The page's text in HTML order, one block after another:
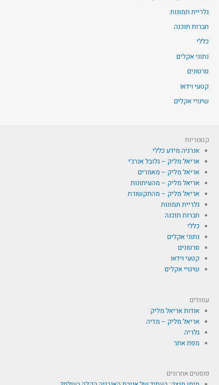
גלריית תמונות
חברות תוכנה
כללי
נתוני אקלים
סרטונים
קטעי וידאו
שינויי אקלים
קטגוריות
אנרגיה מידע כללי
אריאל מליק – גלובל אנרג'י
אריאל מליק – מאמרים
אריאל מליק – מהעיתונות
אריאל מליק – מהתקשורת
גלריית תמונות
חברות תוכנה
כללי
נתוני אקלים
סרטונים
קטעי וידאו
שינויי אקלים
עמודים
אודות אריאל מליק
אריאל מליק – מדיה
גלריה
מפת אתר
פוסטים אחרונים